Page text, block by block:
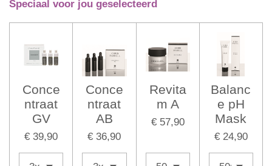
Speciaal voor jou geselecteerd
Conce
ntraat
GV
€ 39,90
Conce
ntraat
AB
€ 36,90
Revita
m A
€ 57,90
Balanc
e pH
Mask
€ 24,90